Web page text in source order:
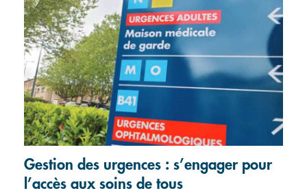
Gestion des urgences : s’engager pour
l’accès aux soins de tous